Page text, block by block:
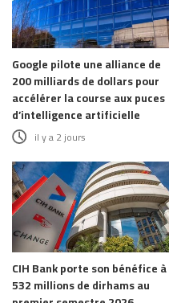
Google pilote une alliance de
200 milliards de dollars pour
accélérer la course aux puces
d’intelligence artificielle
il y a 2 jours
CIH Bank porte son bénéfice à
532 millions de dirhams au